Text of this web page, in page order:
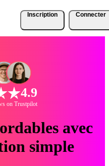
Inscription Connecter
4.9
on Trustpilot
avec
simple